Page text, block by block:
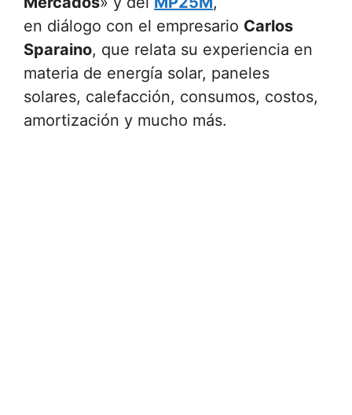
en diálogo con el empresario Carlos
Sparaino, que relata su experiencia en
materia de energía solar, paneles
solares, calefacción, consumos, costos,
amortización y mucho más.